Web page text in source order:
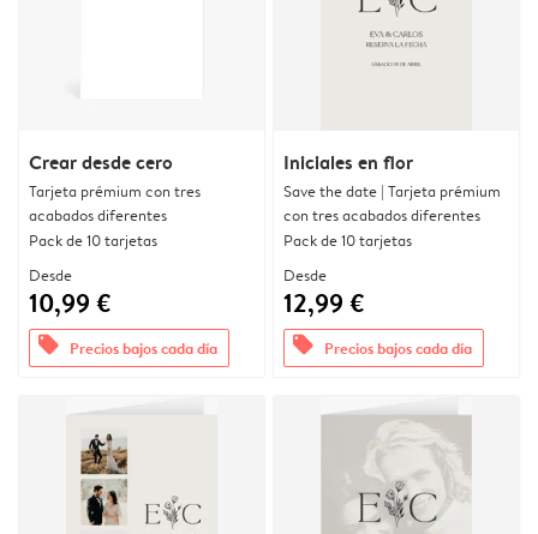
Crear desde cero
Tarjeta prémium con tres
acabados diferentes
Pack de 10 tarjetas
Desde
10,99 €
offers Precios bajos cada día
Iniciales en flor
Save the date | Tarjeta prémium
con tres acabados diferentes
Pack de 10 tarjetas
Desde
12,99 €
offers Precios bajos cada día